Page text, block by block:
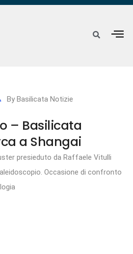
By Basilicata Notizie
– Basilicata
a Shangai
presieduto da Raffaele Vitulli
Occasione di confronto